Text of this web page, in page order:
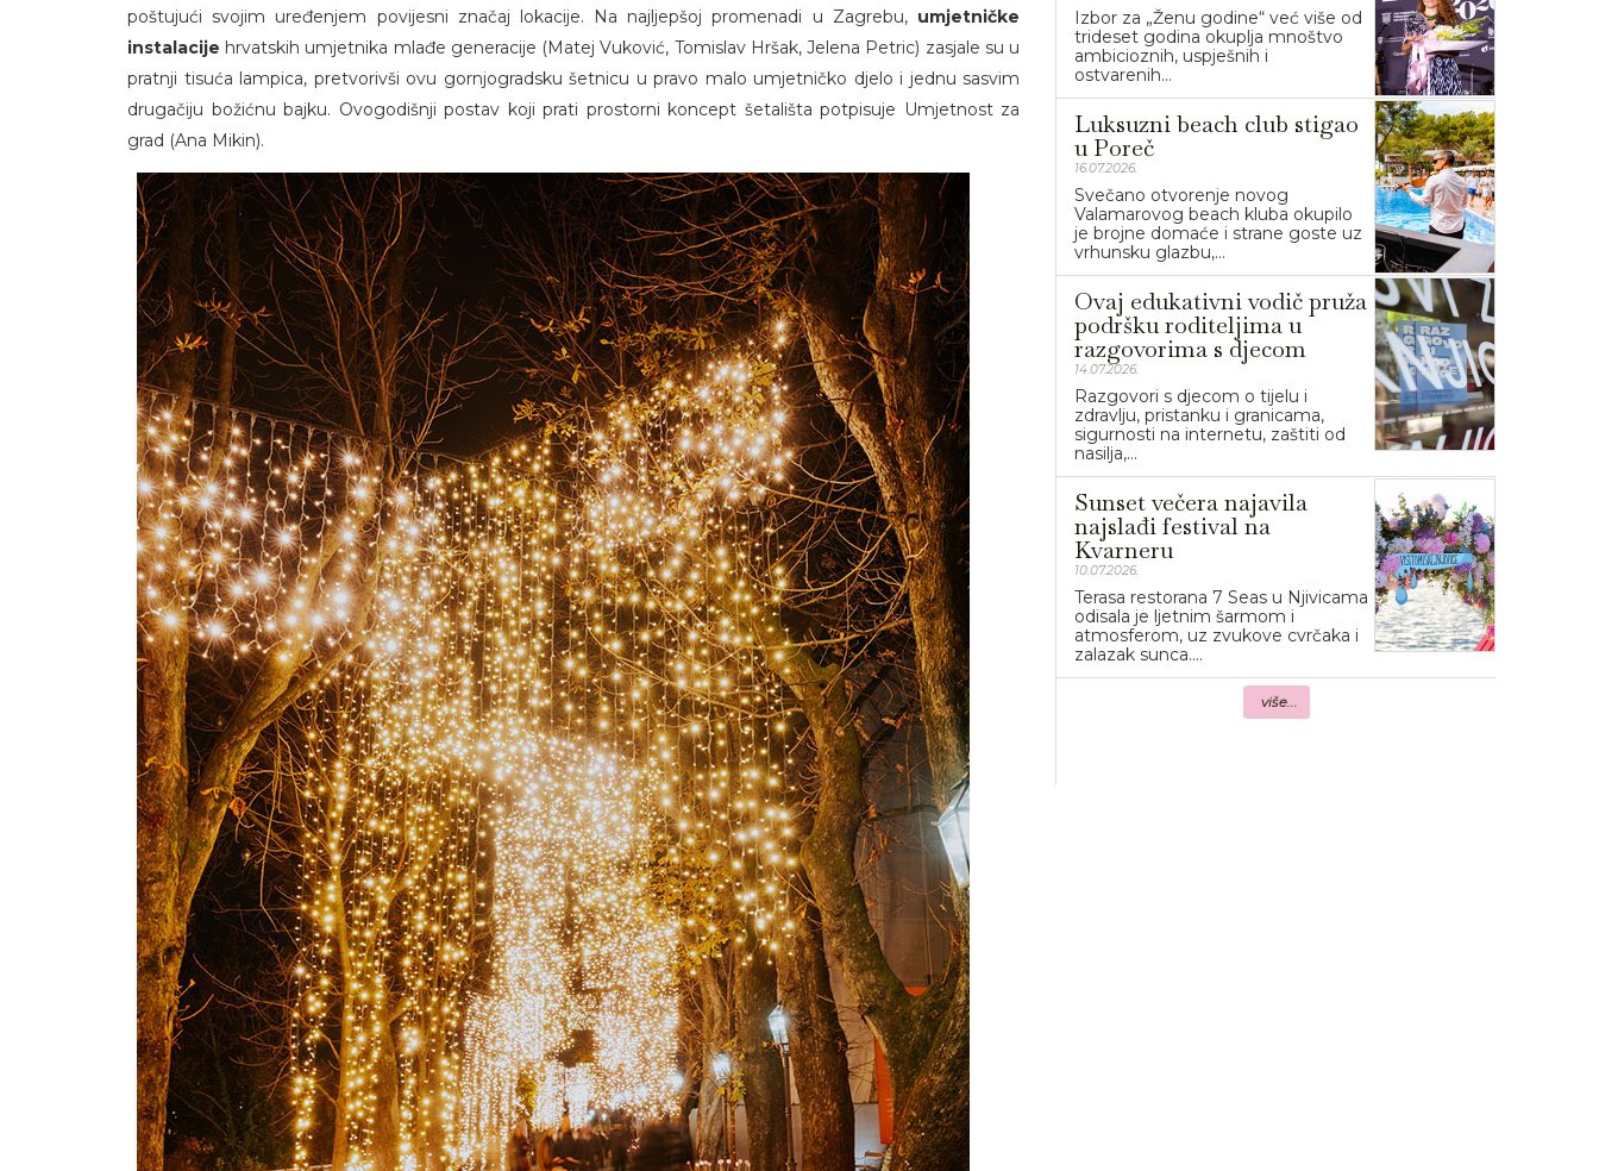
poštujući svojim uređenjem povijesni značaj lokacije. Na najljepšoj promenadi u Zagrebu, umjetničke
instalacije hrvatskih umjetnika mlađe generacije (Matej Vuković, Tomislav Hršak, Jelena Petric) zasjale su u
pratnji tisuća lampica, pretvorivši ovu gornjogradsku šetnicu u pravo malo umjetničko djelo i jednu sasvim
drugačiju božićnu bajku. Ovogodišnji postav koji prati prostorni koncept šetališta potpisuje Umjetnost za
grad (Ana Mikin).
Izbor za „Ženu godine“ već više od
trideset godina okuplja mnoštvo
ambicioznih, uspješnih i
ostvarenih...
Luksuzni beach club stigao
u Poreč
16.07.2026.
Svečano otvorenje novog
Valamarovog beach kluba okupilo
je brojne domaće i strane goste uz
vrhunsku glazbu,...
Ovaj edukativni vodič pruža
podršku roditeljima u
razgovorima s djecom
14.07.2026.
Razgovori s djecom o tijelu i
zdravlju, pristanku i granicama,
sigurnosti na internetu, zaštiti od
nasilja,...
Sunset večera najavila
najslađi festival na
Kvarneru
10.07.2026.
Terasa restorana 7 Seas u Njivicama
odisala je ljetnim šarmom i
atmosferom, uz zvukove cvrčaka i
zalazak sunca....
više...